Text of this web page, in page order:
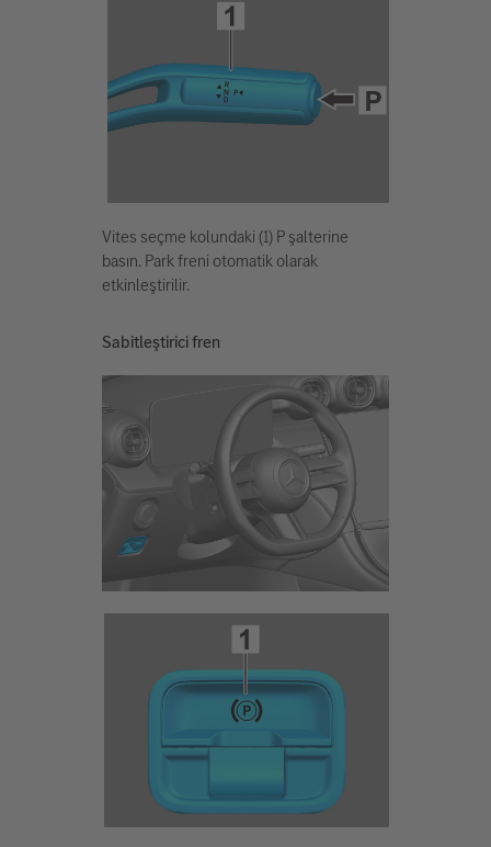
Vites seçme kolundaki (1) P şalterine
basın. Park freni otomatik olarak
etkinleştirilir.
Sabitleştirici fren